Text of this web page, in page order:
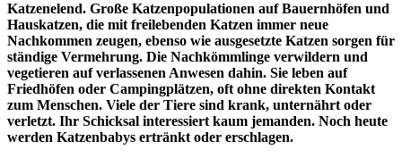
Katzenelend. Große Katzenpopulationen auf Bauernhöfen und
Hauskatzen, die mit freilebenden Katzen immer neue
Nachkommen zeugen, ebenso wie ausgesetzte Katzen sorgen für
ständige Vermehrung. Die Nachkömmlinge verwildern und
vegetieren auf verlassenen Anwesen dahin. Sie leben auf
Friedhöfen oder Campingplätzen, oft ohne direkten Kontakt
zum Menschen. Viele der Tiere sind krank, unternährt oder
verletzt. Ihr Schicksal interessiert kaum jemanden. Noch heute
werden Katzenbabys ertränkt oder erschlagen.